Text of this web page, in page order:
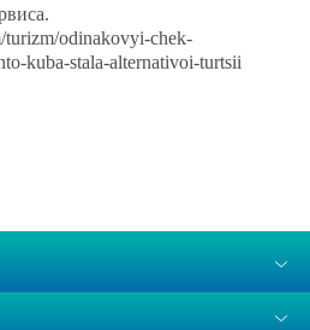
turizm/odinakovyi-chek-
kuba-stala-alternativoi-turtsii